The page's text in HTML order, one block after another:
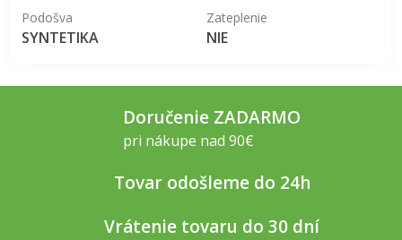
Podošva
SYNTETIKA
Zateplenie
NIE
Doručenie ZADARMO
pri nákupe nad 90€
Tovar odošleme do 24h
Vrátenie tovaru do 30 dní